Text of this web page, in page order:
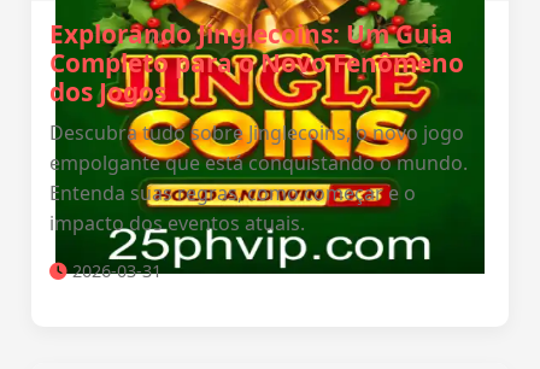
Explorando Jinglecoins: Um Guia
Completo para o Novo Fenômeno
dos Jogos
Descubra tudo sobre Jinglecoins, o novo jogo
empolgante que está conquistando o mundo.
Entenda suas regras, como começar e o
impacto dos eventos atuais.
2026-03-31